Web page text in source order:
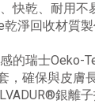
快乾、耐用不
乾淨回收材質
的瑞士Oeko-
，確保與皮膚
銀離